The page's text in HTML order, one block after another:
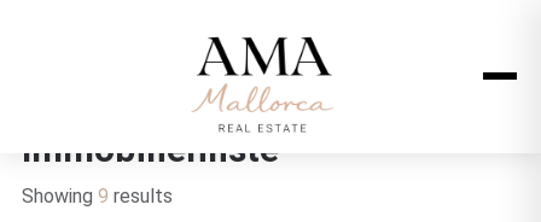
Immobilienliste
Showing 9 results